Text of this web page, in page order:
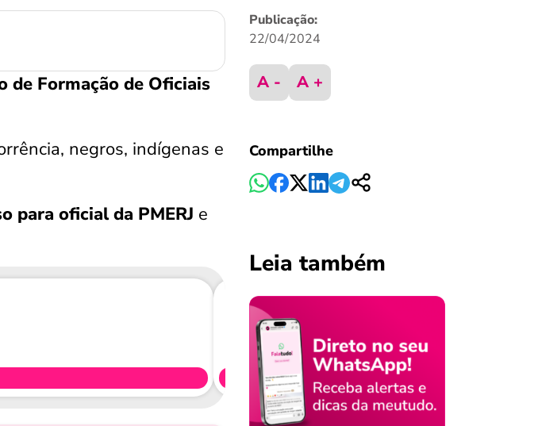
de Formação de Oficiais
negros, indígenas e
para oficial da PMERJ e
Publicação:
22/04/2024
A - A +
Compartilhe
Leia também